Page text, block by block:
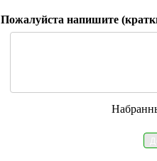
Пожалуйста напишите